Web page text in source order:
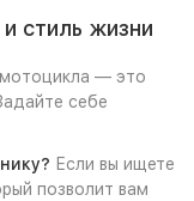
стиль жизни
мотоцикла — это
себе
Если вы ищете
позволит вам